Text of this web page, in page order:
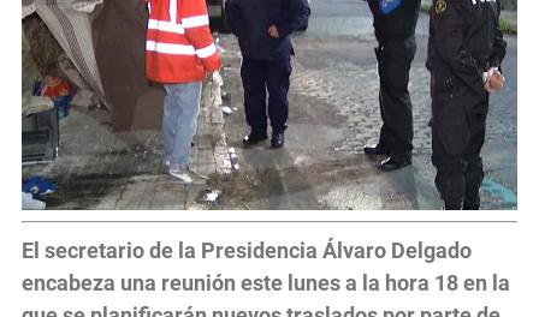
El secretario de la Presidencia Álvaro Delgado
encabeza una reunión este lunes a la hora 18 en la